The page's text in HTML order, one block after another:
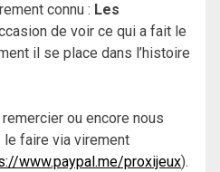
connu : Les
de voir ce qui a fait le
il se place dans l’histoire
ou encore nous
le faire via virement
www.paypal.me/proxijeux).